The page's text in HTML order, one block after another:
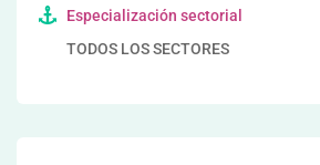
Especialización sectorial
TODOS LOS SECTORES